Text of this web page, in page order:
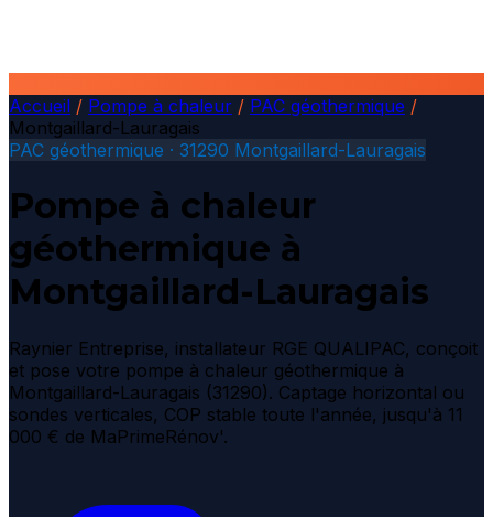
Accueil / Pompe à chaleur / PAC géothermique /
Montgaillard-Lauragais
PAC géothermique · 31290 Montgaillard-Lauragais
Pompe à chaleur
géothermique à
Montgaillard-Lauragais
Raynier Entreprise, installateur RGE QUALIPAC, conçoit
et pose votre pompe à chaleur géothermique à
Montgaillard-Lauragais (31290). Captage horizontal ou
sondes verticales, COP stable toute l'année, jusqu'à 11
000 € de MaPrimeRénov'.